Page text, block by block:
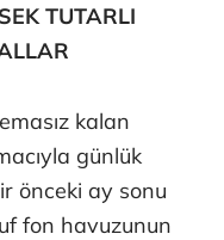
TUTARLI
kalan
günlük
önceki ay sonu
fon havuzunun